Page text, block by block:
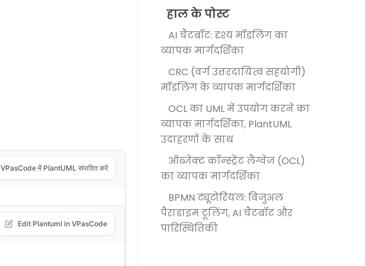
VPasCode में PlantUML संपादित करें
Edit Plantuml in VPasCode
हाल के पोस्ट
AI चैटबॉट: दृश्य मॉडलिंग का
व्यापक मार्गदर्शिका
CRC (वर्ग उत्तरदायित्व सहयोगी)
मॉडलिंग के व्यापक मार्गदर्शिका
OCL का UML में उपयोग करने का
व्यापक मार्गदर्शिका, PlantUML
उदाहरणों के साथ
ऑब्जेक्ट कॉन्स्ट्रेंट लैंग्वेज (OCL)
का व्यापक मार्गदर्शिका
BPMN ट्यूटोरियल: विजुअल
पैराडाइम टूलिंग, AI चैटबॉट और
पारिस्थितिकी